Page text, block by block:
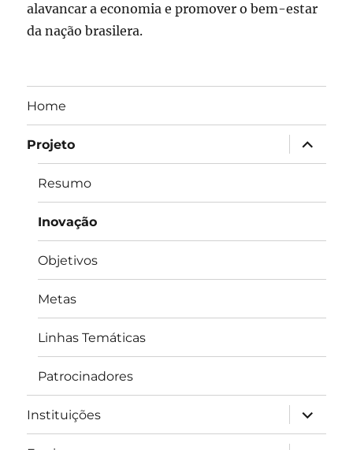
alavancar a economia e promover o bem-estar
da nação brasilera.
Home
Projeto
expandir
Resumo
Inovação
Objetivos
Metas
Linhas Temáticas
Patrocinadores
Instituições
expandir